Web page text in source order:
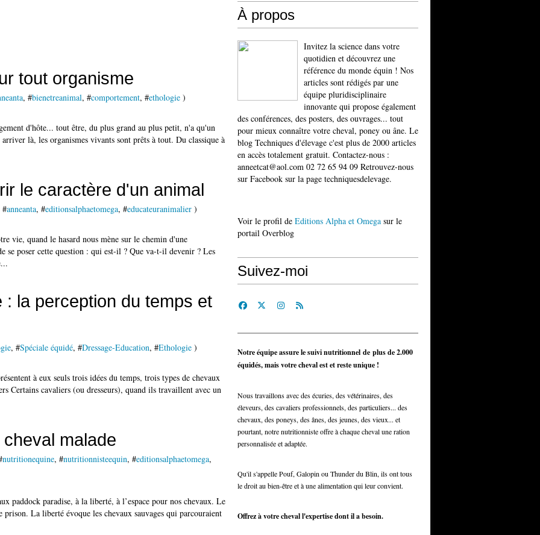
tout organisme
, #bienetreanimal, #comportement, #ethologie )
d'hôte... tout être, du plus grand au plus petit, n'a qu'un
là, les organismes vivants sont prêts à tout. Du classique à
le caractère d'un animal
#anneanta, #editionsalphaetomega, #educateuranimalier )
vie, quand le hasard nous mène sur le chemin d'une
se poser cette question : qui est-il ? Que va-t-il devenir ? Les
: la perception du temps et
, #Spéciale équidé, #Dressage-Education, #Ethologie )
à eux seuls trois idées du temps, trois types de chevaux
Certains cavaliers (ou dresseurs), quand ils travaillent avec un
malade
nutritionequine, #nutritionnisteequin, #editionsalphaetomega,
paddock paradise, à la liberté, à l’espace pour nos chevaux. Le
prison. La liberté évoque les chevaux sauvages qui parcouraient
À propos
Invitez la science dans votre
quotidien et découvrez une
référence du monde équin ! Nos
articles sont rédigés par une
équipe pluridisciplinaire
innovante qui propose également
des conférences, des posters, des ouvrages... tout
pour mieux connaître votre cheval, poney ou âne. Le
blog Techniques d'élevage c'est plus de 2000 articles
en accès totalement gratuit. Contactez-nous :
anneetcat@aol.com 02 72 65 94 09 Retrouvez-nous
sur Facebook sur la page techniquesdelevage.
Voir le profil de Editions Alpha et Omega sur le
portail Overblog
Suivez-moi
Notre équipe assure le suivi nutritionnel de plus de 2.000
équidés, mais votre cheval est et reste unique !
Nous travaillons avec des écuries, des vétérinaires, des
éleveurs, des cavaliers professionnels, des particuliers... des
chevaux, des poneys, des ânes, des jeunes, des vieux... et
pourtant, notre nutritionniste offre à chaque cheval une ration
personnalisée et adaptée.
Qu'il s'appelle Pouf, Galopin ou Thunder du Blin, ils ont tous
le droit au bien-être et à une alimentation qui leur convient.
Offrez à votre cheval l'expertise dont il a besoin.